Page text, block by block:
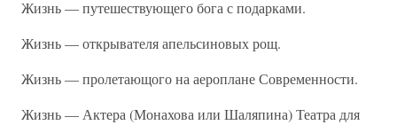
Жизнь — путешествующего бога с подарками.
Жизнь — открывателя апельсиновых рощ.
Жизнь — пролетающого на аероплане Современности.
Жизнь — Актера (Монахова или Шаляпина) Театра для